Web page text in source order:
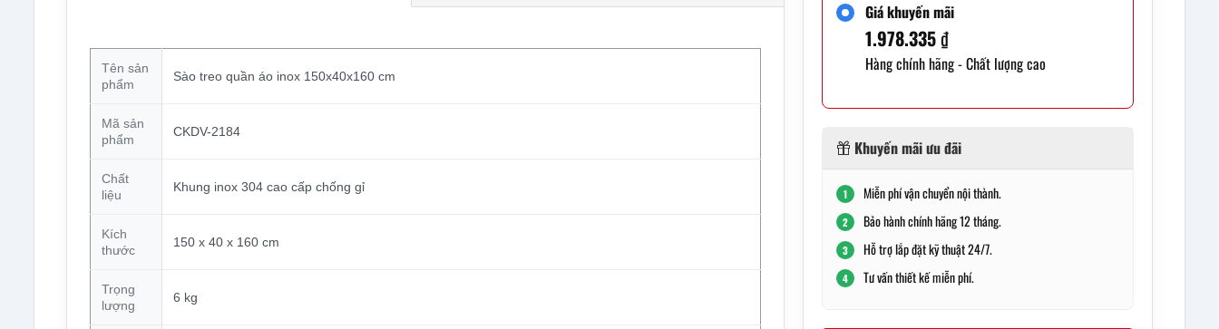
Tên sản
phẩm
Sào treo quần áo inox 150x40x160 cm
Mã sản
phẩm
CKDV-2184
Chất
liệu
Khung inox 304 cao cấp chống gỉ
Kích
thước
150 x 40 x 160 cm
Trọng
lượng
6 kg
Giá khuyến mãi
1.978.335₫
Hàng chính hãng - Chất lượng cao
Khuyến mãi ưu đãi
1 Miễn phí vận chuyển nội thành.
2 Bảo hành chính hãng 12 tháng.
3 Hỗ trợ lắp đặt kỹ thuật 24/7.
4 Tư vấn thiết kế miễn phí.